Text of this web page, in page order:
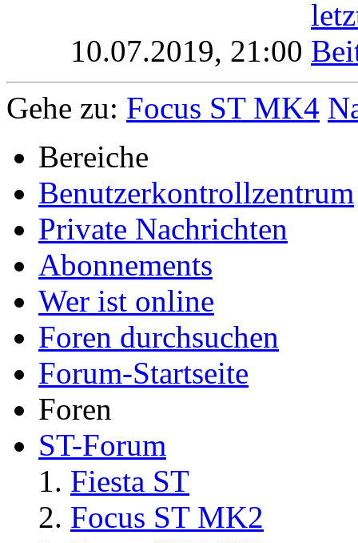
10.07.2019, 21:00
Gehe zu: Focus ST MK4
Bereiche
Benutzerkontrollzentrum
Private Nachrichten
Abonnements
Wer ist online
Foren durchsuchen
Forum-Startseite
Foren
ST-Forum
Fiesta ST
Focus ST MK2